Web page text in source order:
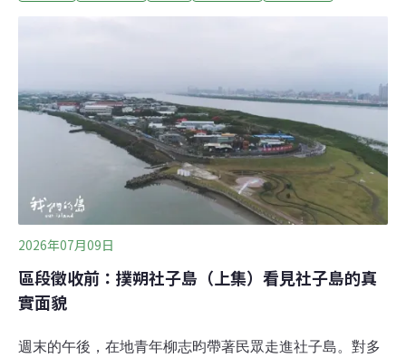
對居民身心靈有正面的改善效果。區段徵收公益性必要
性，誰說了算？社子島徵收範圍302公頃中，公園、堤防
等公共設施用地是144公頃，其餘住宅區106公頃、商業區
17公頃、科技產業專用區20公頃。社子島自救會發言人李
華萍質疑，在土壤液化高潛勢區進行高密度的開發是否合
適？另外，把一萬多人集合在20層樓高的專案住宅中，切
斷居民既有的鄰里關係與生活網絡，這對
2026年07月09日
區段徵收前：撲朔社子島（上集）看見社子島的真
實面貌
週末的午後，在地青年柳志昀帶著民眾走進社子島。對多